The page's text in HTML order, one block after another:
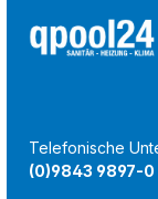
Telefonische
(0)9843 9897-0